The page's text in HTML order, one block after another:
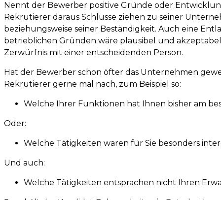
Nennt der Bewerber positive Gründe oder
Rekrutierer daraus Schlüsse ziehen zu seiner
beziehungsweise seiner Beständigkeit. Auch eine
betrieblichen Gründen wäre plausibel und
Zerwürfnis mit einer entscheidenden Person.
Hat der Bewerber schon öfter das Unternehmen
Rekrutierer gerne mal nach, zum Beispiel so:
Welche Ihrer Funktionen hat Ihnen bisher am
Oder:
Welche Tätigkeiten waren für Sie besonders
Und auch:
Welche Tätigkeiten entsprachen nicht Ihren